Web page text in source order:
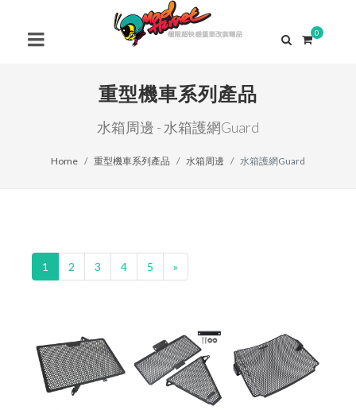
0
重型機車系列產品
水箱周邊 - 水箱護網Guard
Home 重型機車系列產品 水箱周邊 水箱護網Guard
1 2 3 4 5 »